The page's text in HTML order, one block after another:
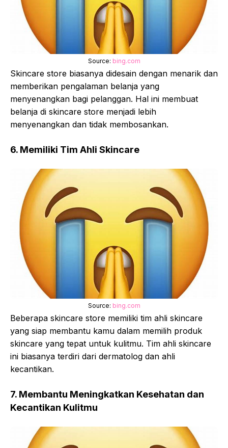
Source: bing.com
Skincare store biasanya didesain dengan menarik dan
memberikan pengalaman belanja yang
menyenangkan bagi pelanggan. Hal ini membuat
belanja di skincare store menjadi lebih
menyenangkan dan tidak membosankan.
6. Memiliki Tim Ahli Skincare
Source: bing.com
Beberapa skincare store memiliki tim ahli skincare
yang siap membantu kamu dalam memilih produk
skincare yang tepat untuk kulitmu. Tim ahli skincare
ini biasanya terdiri dari dermatolog dan ahli
kecantikan.
7. Membantu Meningkatkan Kesehatan dan
Kecantikan Kulitmu